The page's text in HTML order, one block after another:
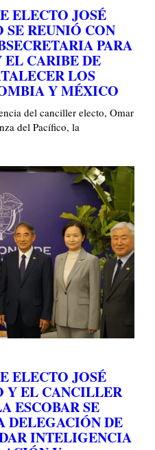
ELECTO JOSÉ
SE REUNIÓ CON
PARA
CARIBE DE
LOS
Y MÉXICO
del canciller electo, Omar
del Pacífico, la
ELECTO JOSÉ
Y EL CANCILLER
ESCOBAR SE
DELEGACIÓN DE
INTELIGENCIA